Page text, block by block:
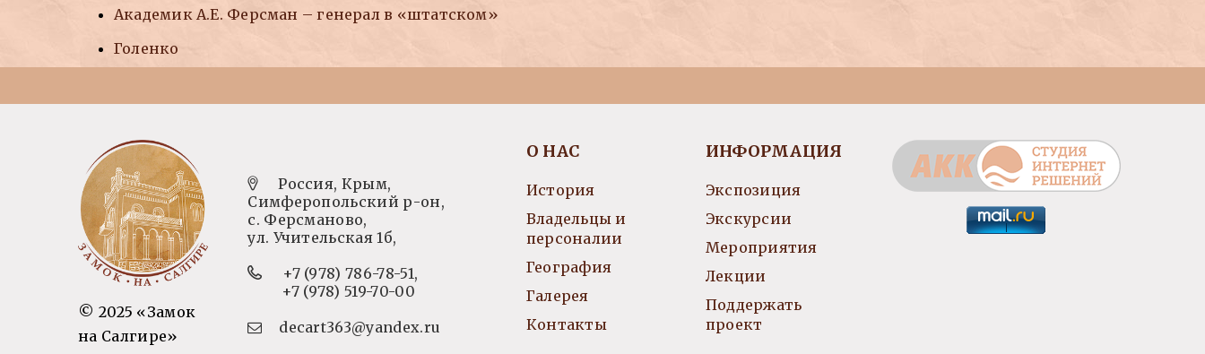
Академик А.Е. Ферсман – генерал в «штатском»
Голенко
© 2025 «Замок
на Салгире»
Россия, Крым,
Симферопольский р-он,
с. Ферсманово,
ул. Учительская 1б,
+7 (978) 786-78-51,
+7 (978) 519-70-00
decart363@yandex.ru
О НАС
История
Владельцы и
персоналии
География
Галерея
Контакты
ИНФОРМАЦИЯ
Экспозиция
Экскурсии
Мероприятия
Лекции
Поддержать
проект